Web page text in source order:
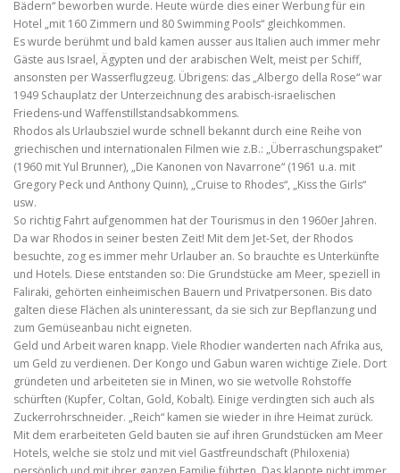
Bädern“ beworben wurde. Heute würde dies einer Werbung für ein
Hotel „mit 160 Zimmern und 80 Swimming Pools“ gleichkommen.
Es wurde berühmt und bald kamen ausser aus Italien auch immer mehr
Gäste aus Israel, Ägypten und der arabischen Welt, meist per Schiff,
ansonsten per Wasserflugzeug. Übrigens: das „Albergo della Rose“ war
1949 Schauplatz der Unterzeichnung des arabisch-israelischen
Friedens-und Waffenstillstandsabkommens.
Rhodos als Urlaubsziel wurde schnell bekannt durch eine Reihe von
griechischen und internationalen Filmen wie z.B.: „Überraschungspaket“
(1960 mit Yul Brunner), „Die Kanonen von Navarrone“ (1961 u.a. mit
Gregory Peck und Anthony Quinn), „Cruise to Rhodes“, „Kiss the Girls“
usw.
So richtig Fahrt aufgenommen hat der Tourismus in den 1960er Jahren.
Da war Rhodos in seiner besten Zeit! Mit dem Jet-Set, der Rhodos
besuchte, zog es immer mehr Urlauber an. So brauchte es Unterkünfte
und Hotels. Diese entstanden so: Die Grundstücke am Meer, speziell in
Faliraki, gehörten einheimischen Bauern und Privatpersonen. Bis dato
galten diese Flächen als uninteressant, da sie sich zur Bepflanzung und
zum Gemüseanbau nicht eigneten.
Geld und Arbeit waren knapp. Viele Rhodier wanderten nach Afrika aus,
um Geld zu verdienen. Der Kongo und Gabun waren wichtige Ziele. Dort
gründeten und arbeiteten sie in Minen, wo sie wetvolle Rohstoffe
schürften (Kupfer, Coltan, Gold, Kobalt). Einige verdingten sich auch als
Zuckerrohrschneider. „Reich“ kamen sie wieder in ihre Heimat zurück.
Mit dem erarbeiteten Geld bauten sie auf ihren Grundstücken am Meer
Hotels, welche sie stolz und mit viel Gastfreundschaft (Philoxenia)